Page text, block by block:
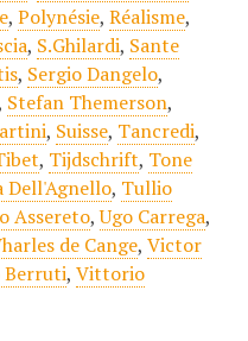
, Polynésie, Réalisme,
, S.Ghilardi, Sante
, Sergio Dangelo,
Stefan Themerson,
, Suisse, Tancredi,
, Tijdschrift, Tone
, Tullio
Assereto,Ugo Carrega,
de Cange, Victor
, Vittorio